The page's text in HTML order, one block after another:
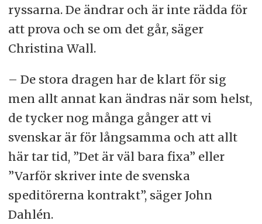
ryssarna. De ändrar och är inte rädda för
att prova och se om det går, säger
Christina Wall.
– De stora dragen har de klart för sig
men allt annat kan ändras när som helst,
de tycker nog många gånger att vi
svenskar är för långsamma och att allt
här tar tid, ”Det är väl bara fixa” eller
”Varför skriver inte de svenska
speditörerna kontrakt”, säger John
Dahlén.